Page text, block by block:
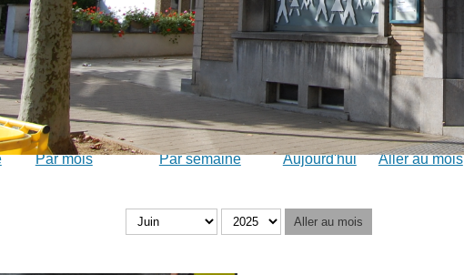
Calendrier
Par mois Par semaine Aujourd'hui Aller au mois
Aller au mois